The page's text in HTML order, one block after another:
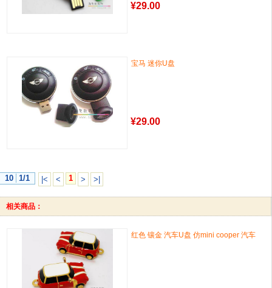
¥29.00
宝马 迷你U盘
¥29.00
10 1/1 |< < 1 > >|
相关商品：
红色 镶金 汽车U盘 仿mini cooper 汽车